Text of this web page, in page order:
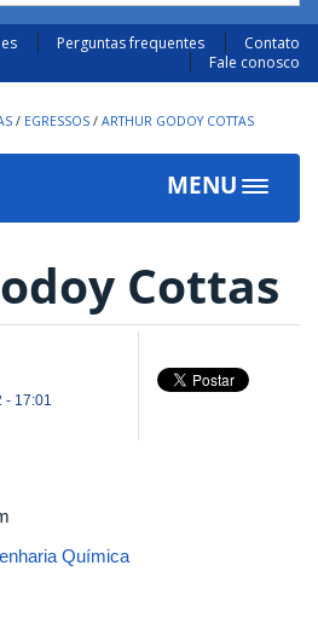
Perguntas frequentes
Contato
Fale conosco
/ EGRESSOS / ARTHUR GODOY COTTAS
MENU
Toggle
Cottas
17:01
Química